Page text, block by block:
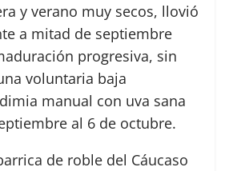
y verano muy secos, llovió
a mitad de septiembre
progresiva, sin
voluntaria baja
manual con uva sana
al 6 de octubre.
de roble del Cáucaso